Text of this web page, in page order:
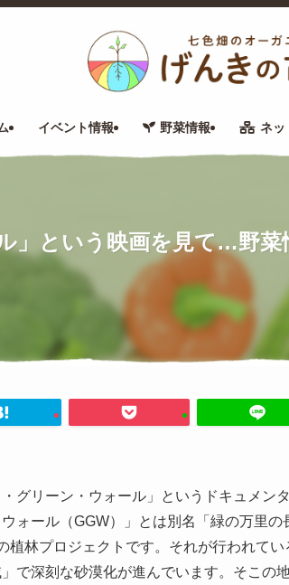
イベント情報 野菜情報 ネッ
」という映画を見て…野
グリーン・ウォール」というドキュメン
ォール（GGW）」とは別名「緑の万里の
植林プロジェクトです。それが行われて
で深刻な砂漠化が進んでいます。そこの